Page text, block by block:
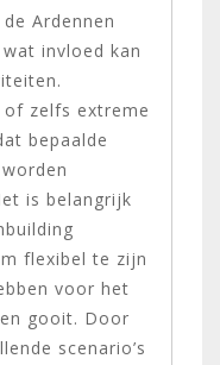
Ardennen
invloed kan
zelfs extreme
bepaalde
is belangrijk
flexibel te zijn
voor het
gooit. Door
scenario’s